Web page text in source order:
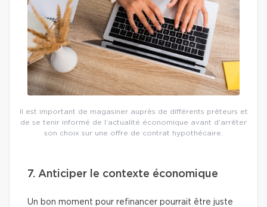
Il est important de magasiner auprès de différents prêteurs et
de se tenir informé de l’actualité économique avant d’arrêter
son choix sur une offre de contrat hypothécaire.
7. Anticiper le contexte économique
Un bon moment pour refinancer pourrait être juste